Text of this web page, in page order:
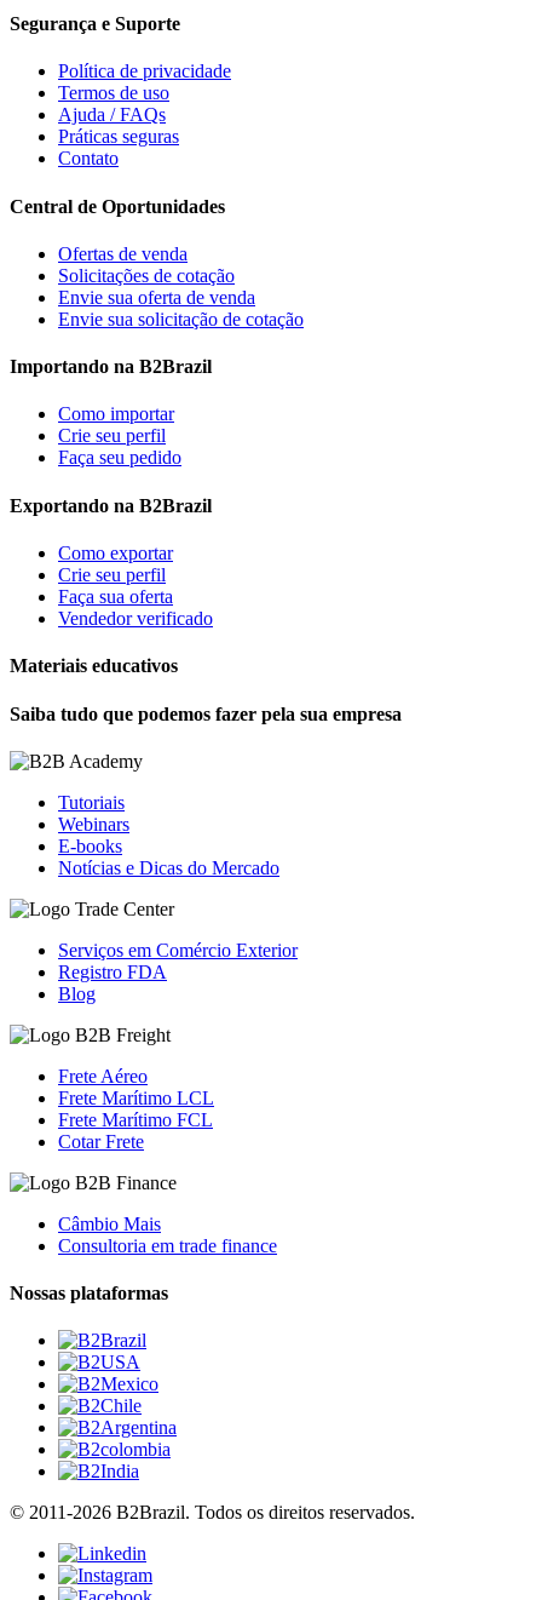
Segurança e Suporte
Política de privacidade
Termos de uso
Ajuda / FAQs
Práticas seguras
Contato
Central de Oportunidades
Ofertas de venda
Solicitações de cotação
Envie sua oferta de venda
Envie sua solicitação de cotação
Importando na B2Brazil
Como importar
Crie seu perfil
Faça seu pedido
Exportando na B2Brazil
Como exportar
Crie seu perfil
Faça sua oferta
Vendedor verificado
Materiais educativos
Saiba tudo que podemos fazer pela sua empresa
Tutoriais
Webinars
E-books
Notícias e Dicas do Mercado
Serviços em Comércio Exterior
Registro FDA
Blog
Frete Aéreo
Frete Marítimo LCL
Frete Marítimo FCL
Cotar Frete
Câmbio Mais
Consultoria em trade finance
Nossas plataformas
© 2011-2026 B2Brazil. Todos os direitos reservados.